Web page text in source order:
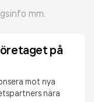
mm.
på
mot nya
nära